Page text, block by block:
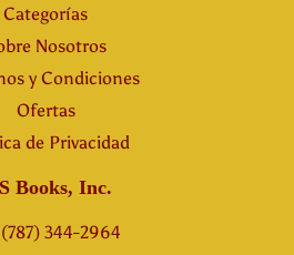
Categorías
Nosotros
y Condiciones
Ofertas
de Privacidad
Books, Inc.
344-2964